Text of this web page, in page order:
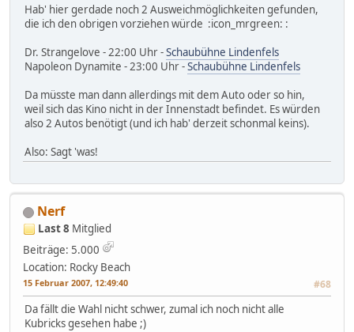
Hab' hier gerdade noch 2 Ausweichmöglichkeiten gefunden,
die ich den obrigen vorziehen würde :icon_mrgreen: :
Dr. Strangelove - 22:00 Uhr -Schaubühne Lindenfels
Napoleon Dynamite - 23:00 Uhr -Schaubühne Lindenfels
Da müsste man dann allerdings mit dem Auto oder so hin,
weil sich das Kino nicht in der Innenstadt befindet. Es würden
also 2 Autos benötigt (und ich hab' derzeit schonmal keins).
Also: Sagt 'was!
Nerf
Last 8 Mitglied
Beiträge: 5.000
Location: Rocky Beach
15 Februar 2007, 12:49:40 #68
Da fällt die Wahl nicht schwer, zumal ich noch nicht alle
Kubricks gesehen habe ;)